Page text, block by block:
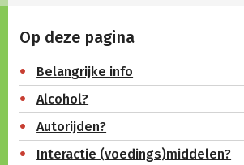
Op deze pagina
Belangrijke info
Alcohol?
Autorijden?
Interactie (voedings)middelen?